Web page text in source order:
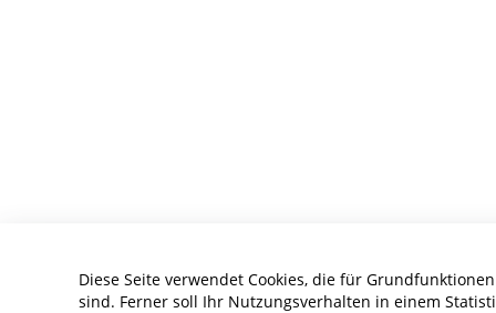
Diese Seite verwendet Cookies, die für
sind. Ferner soll Ihr Nutzungsverhalten in einem